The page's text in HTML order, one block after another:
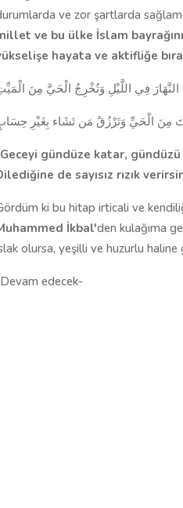
ve zor şartlarda
ve bu ülke İslam
hayata ve aktifliğe
النَّهَارَ فِي اللَّيْلِ وَتُخْرِجُ الْحَيَّ مِنَ
مِنَ الْحَيِّ وَتَرْزُقُ مَن تَشَاء بِغَيْرِ
Geceyi gündüze katar, gündüzü
de sayısız rızık
ki bu hitap irticali ve
İkbal'den kulağıma
olursa, yeşilli ve huzurlu haline
edecek-